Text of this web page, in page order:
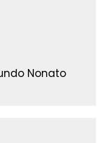
Nonato